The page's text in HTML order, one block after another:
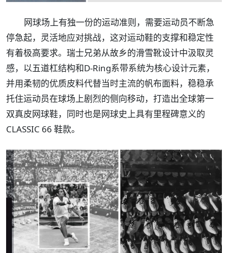
网球场上有独一份的运动准则，需要运动员不断急
停急起，灵活地应对挑战，这对运动鞋的支撑和稳定性
有着极高要求。瑞士兄弟从故乡的滑雪靴设计中汲取灵
感，以五道杠结构和D-Ring系带系统为核心设计元素，
并用柔韧的优质皮料代替当时主流的帆布面料，稳稳承
托住运动员在球场上剧烈的侧向移动，打造出全球第一
双真皮网球鞋，同时也是网球史上具有里程碑意义的
CLASSIC 66 鞋款。